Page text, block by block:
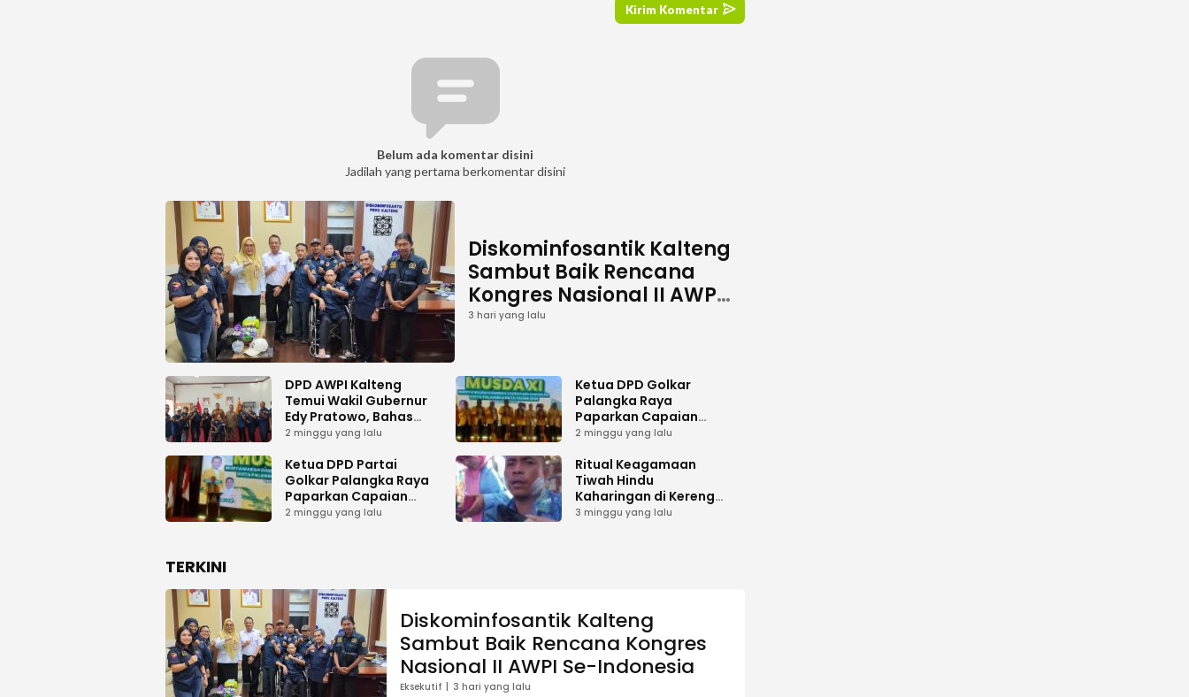
Belum ada komentar disini
Jadilah yang pertama berkomentar disini
Diskominfosantik Kalteng
Sambut Baik Rencana
Kongres Nasional II AWPI
Se-Indonesia
3 hari yang lalu
DPD AWPI Kalteng
Temui Wakil Gubernur
Edy Pratowo, Bahas
Dukungan Kongres
Kalimantan Tengah
2 minggu yang lalu
Ketua DPD Golkar
Palangka Raya
Paparkan Capaian
Kepengurusan pada
2 minggu yang lalu
Ketua DPD Partai
Golkar Palangka Raya
Paparkan Capaian
Organisasi dan
2 minggu yang lalu
Ritual Keagamaan
Tiwah Hindu
Kaharingan di Kereng
Bangkirai Memasuki
3 minggu yang lalu
TERKINI
Diskominfosantik Kalteng
Sambut Baik Rencana Kongres
Nasional II AWPI Se-Indonesia
Eksekutif 3 hari yang lalu